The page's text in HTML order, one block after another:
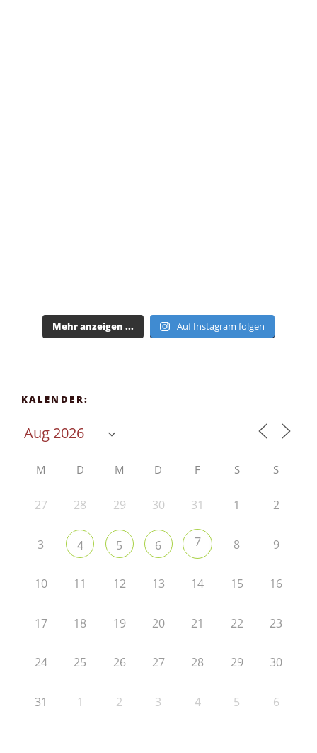
Mehr anzeigen ... Auf Instagram folgen
KALENDER:
M D M D F S S
27 28 29 30 31 1 2
3 4 5 6 7 8 9
10 11 12 13 14 15 16
17 18 19 20 21 22 23
24 25 26 27 28 29 30
31 1 2 3 4 5 6